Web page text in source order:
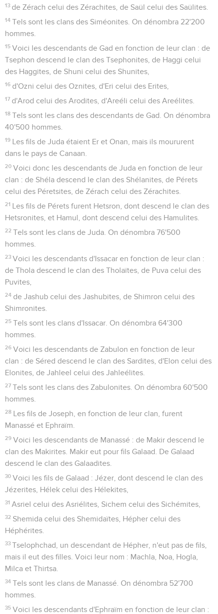
13 de Zérach celui des Zérachites, de Saül celui des Saülites.
14 Tels sont les clans des Siméonites. On dénombra 22'200
hommes.
15 Voici les descendants de Gad en fonction de leur clan : de
Tsephon descend le clan des Tsephonites, de Haggi celui
des Haggites, de Shuni celui des Shunites,
16 d'Ozni celui des Oznites, d'Eri celui des Erites,
17 d'Arod celui des Arodites, d'Areéli celui des Areélites.
18 Tels sont les clans des descendants de Gad. On dénombra
40'500 hommes.
19 Les fils de Juda étaient Er et Onan, mais ils moururent
dans le pays de Canaan.
20 Voici donc les descendants de Juda en fonction de leur
clan : de Shéla descend le clan des Shélanites, de Pérets
celui des Péretsites, de Zérach celui des Zérachites.
21 Les fils de Pérets furent Hetsron, dont descend le clan des
Hetsronites, et Hamul, dont descend celui des Hamulites.
22 Tels sont les clans de Juda. On dénombra 76'500
hommes.
23 Voici les descendants d'Issacar en fonction de leur clan :
de Thola descend le clan des Tholaïtes, de Puva celui des
Puvites,
24 de Jashub celui des Jashubites, de Shimron celui des
Shimronites.
25 Tels sont les clans d'Issacar. On dénombra 64'300
hommes.
26 Voici les descendants de Zabulon en fonction de leur
clan : de Séred descend le clan des Sardites, d'Elon celui des
Elonites, de Jahleel celui des Jahleélites.
27 Tels sont les clans des Zabulonites. On dénombra 60'500
hommes.
28 Les fils de Joseph, en fonction de leur clan, furent
Manassé et Ephraïm.
29 Voici les descendants de Manassé : de Makir descend le
clan des Makirites. Makir eut pour fils Galaad. De Galaad
descend le clan des Galaadites.
30 Voici les fils de Galaad : Jézer, dont descend le clan des
Jézerites, Hélek celui des Hélekites,
31 Asriel celui des Asriélites, Sichem celui des Sichémites,
32 Shemida celui des Shemidaïtes, Hépher celui des
Héphérites.
33 Tselophchad, un descendant de Hépher, n'eut pas de fils,
mais il eut des filles. Voici leur nom : Machla, Noa, Hogla,
Milca et Thirtsa.
34 Tels sont les clans de Manassé. On dénombra 52'700
hommes.
35 Voici les descendants d'Ephraïm en fonction de leur clan :